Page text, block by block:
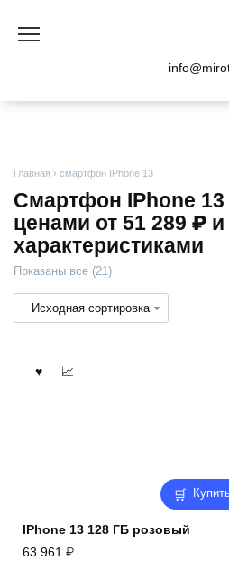
содержанию
Главная › смартфон IPhone 13
Смартфон IPhone
ценами от 51 289 ₽ и
характеристиками
Показаны все (21)
IPhone 13 128 ГБ розовый
63 961 ₽